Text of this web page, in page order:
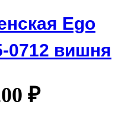
Ego
0712 вишня
₽